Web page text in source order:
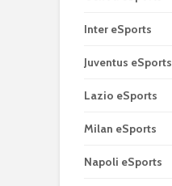
Inter eSports
Juventus eSports
Lazio eSports
Milan eSports
Napoli eSports